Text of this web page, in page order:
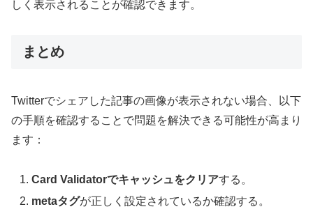
しく表示されることが確認できます。
まとめ
Twitterでシェアした記事の画像が表示されない場合、以下
の手順を確認することで問題を解決できる可能性が高まり
ます：
Card Validatorでキャッシュをクリアする。
metaタグが正しく設定されているか確認する。